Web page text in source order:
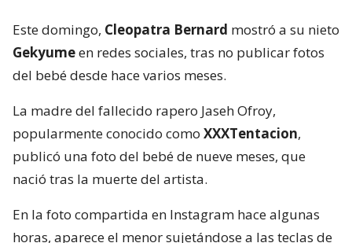
Este domingo, Cleopatra Bernard mostró a su nieto
Gekyumeen redes sociales, tras no publicar fotos
del bebé desde hace varios meses.
La madre del fallecido rapero Jaseh Ofroy,
popularmente conocido como XXXTentacion,
publicó una foto del bebé de nueve meses, que
nació tras la muerte del artista.
En la foto compartida en Instagram hace algunas
horas, aparece el menor sujetándose a las teclas de